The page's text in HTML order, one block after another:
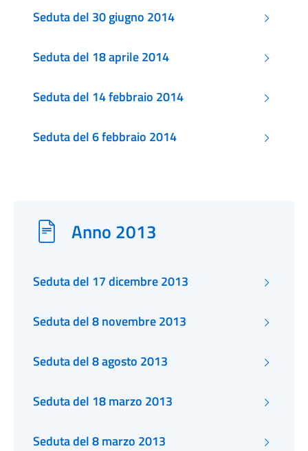
Seduta del 30 giugno 2014
Seduta del 18 aprile 2014
Seduta del 14 febbraio 2014
Seduta del 6 febbraio 2014
Anno 2013
Seduta del 17 dicembre 2013
Seduta del 8 novembre 2013
Seduta del 8 agosto 2013
Seduta del 18 marzo 2013
Seduta del 8 marzo 2013